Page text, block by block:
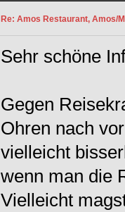
Re: Amos Restaurant, Amos/
Sehr schöne
Gegen
Ohren nach
vielleicht
wenn man die
Vielleicht